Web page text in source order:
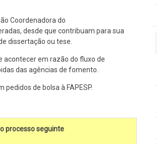
Coordenadora do
desde que contribuam para sua
dissertação ou tese.
acontecer em razão do fluxo de
das agências de fomento.
de bolsa à FAPESP.
processo seguinte